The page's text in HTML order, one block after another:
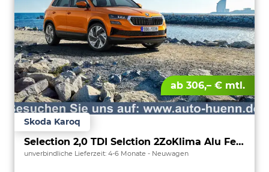
ab 306,– € mtl.
Skoda Karoq
Selection 2,0 TDI Selction 2ZoKlima Alu Felgen 5J Garantie Sitzheizung LED Scheinwerfer Tempomat
unverbindliche Lieferzeit: 4-6 Monate Neuwagen